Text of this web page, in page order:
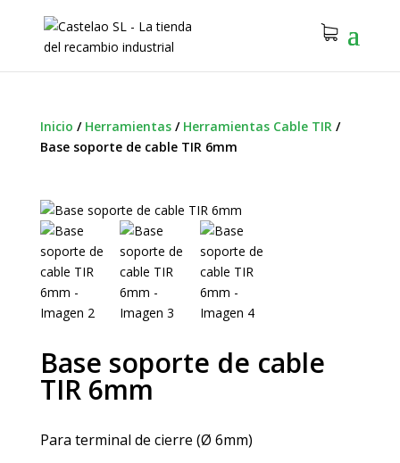
Inicio / Herramientas/ Herramientas Cable TIR/
Base soporte de cable TIR 6mm
Base soporte de cable
TIR 6mm
Para terminal de cierre (Ø 6mm)